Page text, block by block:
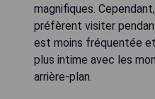
magnifiques.
préfèrent visiter
est moins fréquentée
plus intime avec les
arrière-plan.